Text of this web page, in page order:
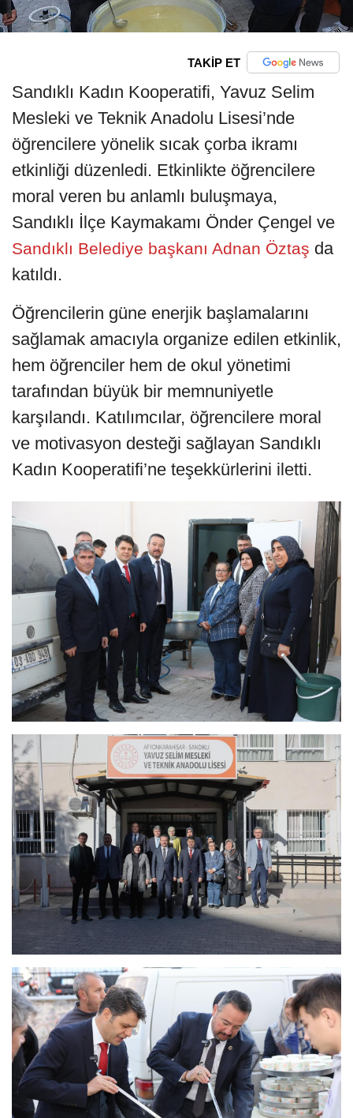
TAKİP ET
Sandıklı Kadın Kooperatifi, Yavuz Selim
Mesleki ve Teknik Anadolu Lisesi’nde
öğrencilere yönelik sıcak çorba ikramı
etkinliği düzenledi. Etkinlikte öğrencilere
moral veren bu anlamlı buluşmaya,
Sandıklı İlçe Kaymakamı Önder Çengel ve
Sandıklı Belediye başkanı Adnan Öztaş da
katıldı.
Öğrencilerin güne enerjik başlamalarını
sağlamak amacıyla organize edilen etkinlik,
hem öğrenciler hem de okul yönetimi
tarafından büyük bir memnuniyetle
karşılandı. Katılımcılar, öğrencilere moral
ve motivasyon desteği sağlayan Sandıklı
Kadın Kooperatifi’ne teşekkürlerini iletti.